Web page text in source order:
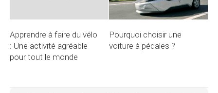
Apprendre à faire du vélo
: Une activité agréable
pour tout le monde
Pourquoi choisir une
voiture à pédales ?